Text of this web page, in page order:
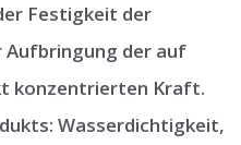
Festigkeit der
Aufbringung der auf
konzentrierten Kraft.
Wasserdichtigkeit,